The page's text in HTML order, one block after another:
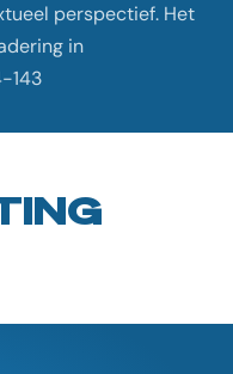
perspectief. Het
in
143